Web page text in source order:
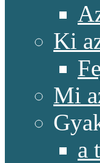
Ki
Mi
a